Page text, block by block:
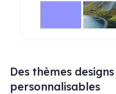
Des thèmes
personnalisables